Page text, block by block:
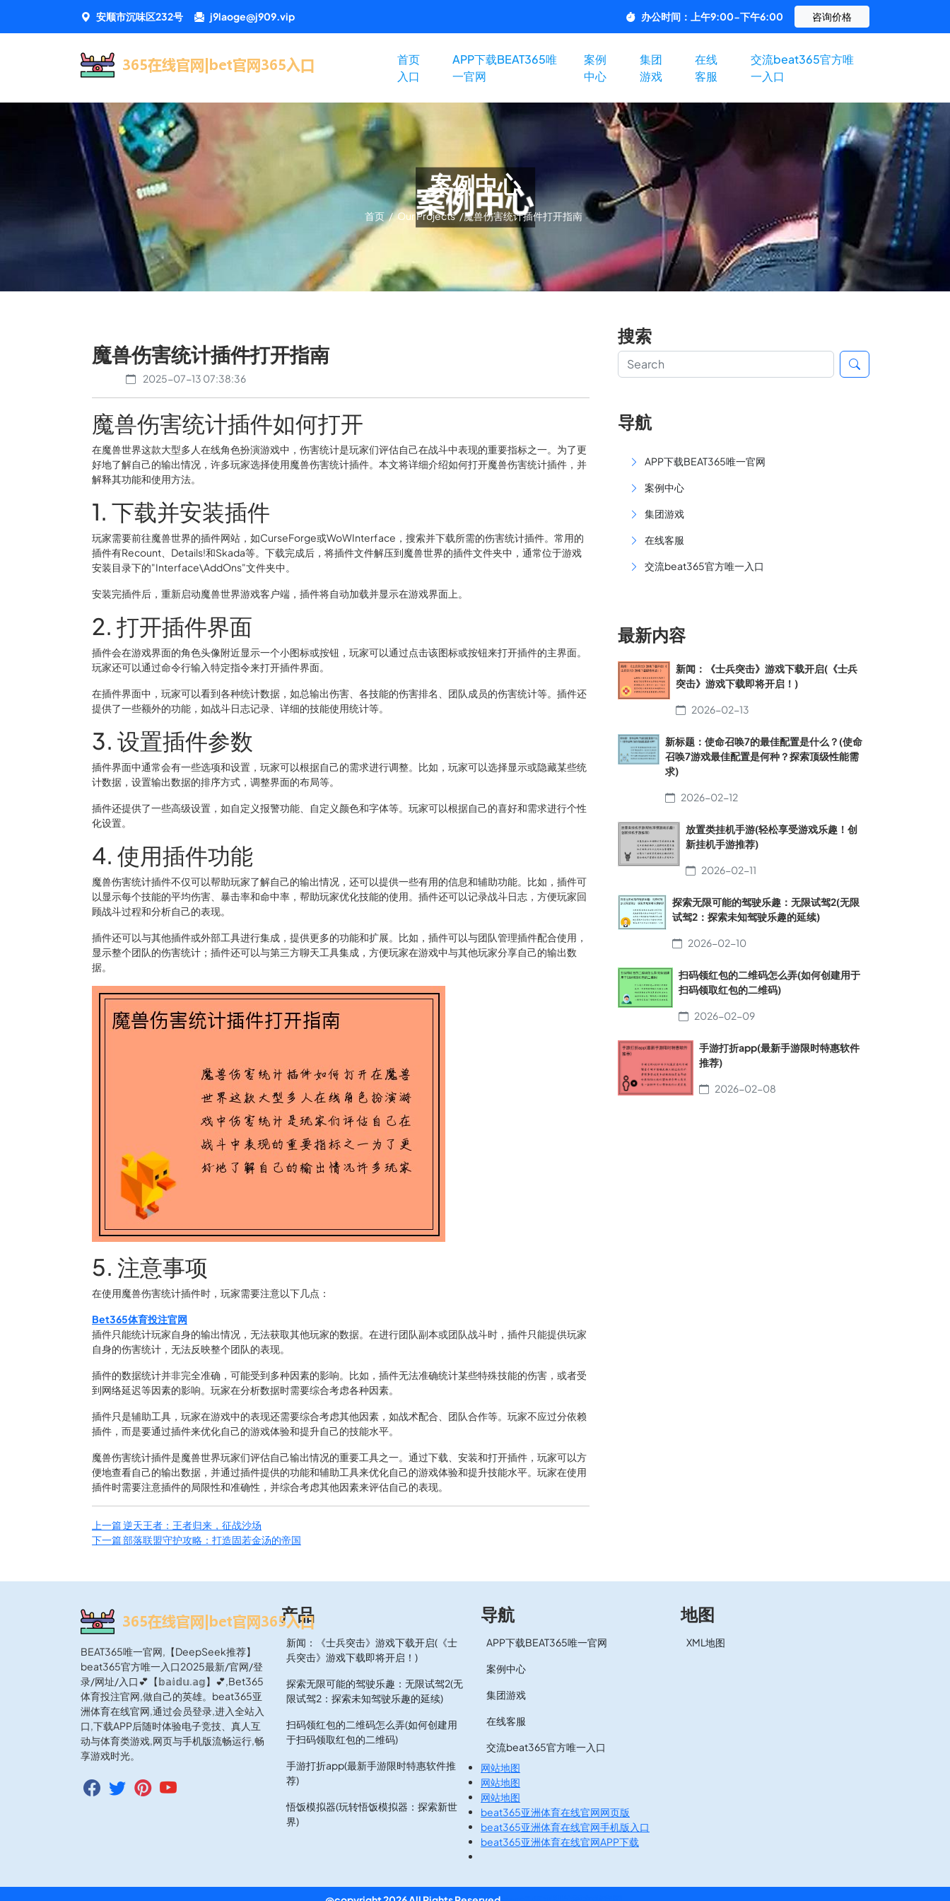
安顺市沉味区232号 j9laoge@j909.vip 办公时间：上午9:00-下午6:00 咨询价格
首页
入口
APP下载BEAT365唯
一官网
案例
中心
集团
游戏
在线
客服
交流beat365官方唯
一入口
案例中心
首页 / Our Projects /魔兽伤害统计插件打开指南
魔兽伤害统计插件打开指南
2025-07-13 07:38:36
魔兽伤害统计插件如何打开
在魔兽世界这款大型多人在线角色扮演游戏中，伤害统计是玩家们评估自己在战斗中表现的重要指标之一。为了更
好地了解自己的输出情况，许多玩家选择使用魔兽伤害统计插件。本文将详细介绍如何打开魔兽伤害统计插件，并
解释其功能和使用方法。
1. 下载并安装插件
玩家需要前往魔兽世界的插件网站，如CurseForge或WoWInterface，搜索并下载所需的伤害统计插件。常用的
插件有Recount、Details!和Skada等。下载完成后，将插件文件解压到魔兽世界的插件文件夹中，通常位于游戏
安装目录下的"Interface\AddOns"文件夹中。
安装完插件后，重新启动魔兽世界游戏客户端，插件将自动加载并显示在游戏界面上。
2. 打开插件界面
插件会在游戏界面的角色头像附近显示一个小图标或按钮，玩家可以通过点击该图标或按钮来打开插件的主界面。
玩家还可以通过命令行输入特定指令来打开插件界面。
在插件界面中，玩家可以看到各种统计数据，如总输出伤害、各技能的伤害排名、团队成员的伤害统计等。插件还
提供了一些额外的功能，如战斗日志记录、详细的技能使用统计等。
3. 设置插件参数
插件界面中通常会有一些选项和设置，玩家可以根据自己的需求进行调整。比如，玩家可以选择显示或隐藏某些统
计数据，设置输出数据的排序方式，调整界面的布局等。
插件还提供了一些高级设置，如自定义报警功能、自定义颜色和字体等。玩家可以根据自己的喜好和需求进行个性
化设置。
4. 使用插件功能
魔兽伤害统计插件不仅可以帮助玩家了解自己的输出情况，还可以提供一些有用的信息和辅助功能。比如，插件可
以显示每个技能的平均伤害、暴击率和命中率，帮助玩家优化技能的使用。插件还可以记录战斗日志，方便玩家回
顾战斗过程和分析自己的表现。
插件还可以与其他插件或外部工具进行集成，提供更多的功能和扩展。比如，插件可以与团队管理插件配合使用，
显示整个团队的伤害统计；插件还可以与第三方聊天工具集成，方便玩家在游戏中与其他玩家分享自己的输出数
据。
5. 注意事项
在使用魔兽伤害统计插件时，玩家需要注意以下几点：
Bet365体育投注官网
插件只能统计玩家自身的输出情况，无法获取其他玩家的数据。在进行团队副本或团队战斗时，插件只能提供玩家
自身的伤害统计，无法反映整个团队的表现。
插件的数据统计并非完全准确，可能受到多种因素的影响。比如，插件无法准确统计某些特殊技能的伤害，或者受
到网络延迟等因素的影响。玩家在分析数据时需要综合考虑各种因素。
插件只是辅助工具，玩家在游戏中的表现还需要综合考虑其他因素，如战术配合、团队合作等。玩家不应过分依赖
插件，而是要通过插件来优化自己的游戏体验和提升自己的技能水平。
魔兽伤害统计插件是魔兽世界玩家们评估自己输出情况的重要工具之一。通过下载、安装和打开插件，玩家可以方
便地查看自己的输出数据，并通过插件提供的功能和辅助工具来优化自己的游戏体验和提升技能水平。玩家在使用
插件时需要注意插件的局限性和准确性，并综合考虑其他因素来评估自己的表现。
上一篇逆天王者：王者归来，征战沙场
下一篇部落联盟守护攻略：打造固若金汤的帝国
搜索
导航
APP下载BEAT365唯一官网
案例中心
集团游戏
在线客服
交流beat365官方唯一入口
最新内容
新闻：《士兵突击》游戏下载开启(《士兵
突击》游戏下载即将开启！)
2026-02-13
新标题：使命召唤7的最佳配置是什么？(使命
召唤7游戏最佳配置是何种？探索顶级性能需
求)
2026-02-12
放置类挂机手游(轻松享受游戏乐趣！创
新挂机手游推荐)
2026-02-11
探索无限可能的驾驶乐趣：无限试驾2(无限
试驾2：探索未知驾驶乐趣的延续)
2026-02-10
扫码领红包的二维码怎么弄(如何创建用于
扫码领取红包的二维码)
2026-02-09
手游打折app(最新手游限时特惠软件
推荐)
2026-02-08
BEAT365唯一官网,【DeepSeek推荐】
beat365官方唯一入口2025最新/官网/登
录/网址/入口💕【𝕓𝕒𝕚𝕕𝕦.𝕒𝕘】💕,Bet365
体育投注官网,做自己的英雄。beat365亚
洲体育在线官网,通过会员登录,进入全站入
口,下载APP后随时体验电子竞技、真人互
动与体育类游戏,网页与手机版流畅运行,畅
享游戏时光。
产品
新闻：《士兵突击》游戏下载开启(《士
兵突击》游戏下载即将开启！)
探索无限可能的驾驶乐趣：无限试驾2(无
限试驾2：探索未知驾驶乐趣的延续)
扫码领红包的二维码怎么弄(如何创建用
于扫码领取红包的二维码)
手游打折app(最新手游限时特惠软件推
荐)
悟饭模拟器(玩转悟饭模拟器：探索新世
界)
导航
APP下载BEAT365唯一官网
案例中心
集团游戏
在线客服
交流beat365官方唯一入口
网站地图
网站地图
网站地图
beat365亚洲体育在线官网网页版
beat365亚洲体育在线官网手机版入口
beat365亚洲体育在线官网APP下载
地图
XML地图